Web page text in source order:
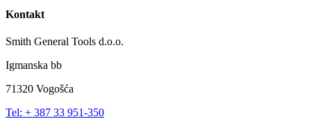
Kontakt
Smith General Tools d.o.o.
Igmanska bb
71320 Vogošća
Tel: + 387 33 951-350